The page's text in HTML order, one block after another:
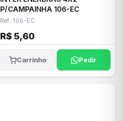
P/CAMPAINHA 106-EC
Ref: 106-EC
R$ 5,60
Carrinho Pedir